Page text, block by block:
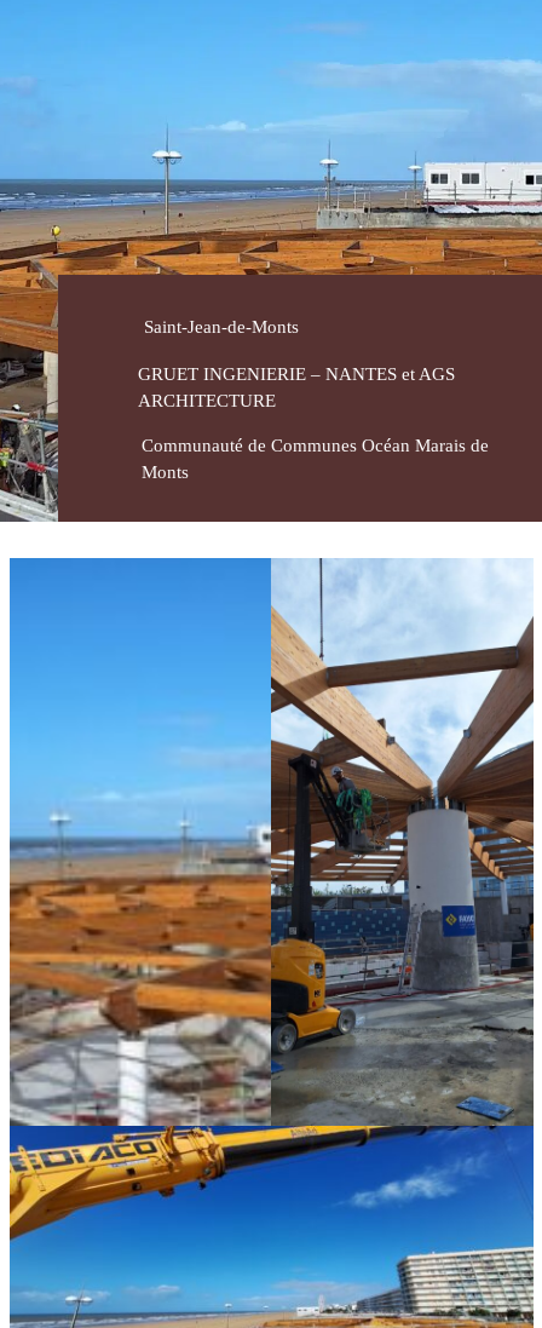
Actualités
Savoir-
faire
Conception
Fabrication
Pose
Saint-Jean-de-Monts
GRUET INGENIERIE – NANTES et AGS
ARCHITECTURE
Communauté de Communes Océan Marais de
Monts